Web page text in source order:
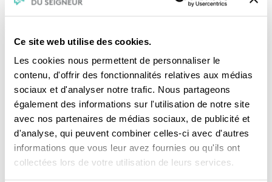
Ce site web utilise des cookies.
Les cookies nous permettent de personnaliser le
contenu, d'offrir des fonctionnalités relatives aux médias
sociaux et d'analyser notre trafic. Nous partageons
également des informations sur l'utilisation de notre site
avec nos partenaires de médias sociaux, de publicité et
d'analyse, qui peuvent combiner celles-ci avec d'autres
informations que vous leur avez fournies ou qu'ils ont
collectées lors de votre utilisation de leurs services.
Je fais un don
Revoir la messe du 02 août 2026
TOUS NOS PROGRAMMES